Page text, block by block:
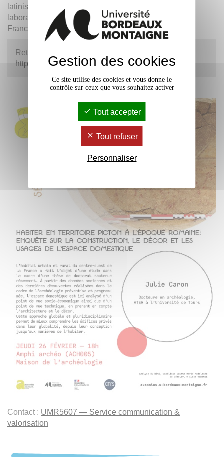
latinistes. Elle est considérée aujourd’hui comme un
laboratoire de référence dans ces disciplines, tant en
France qu’à l’étranger.
Retrouvez toute l'actualité de l'
http://ausonius.u-bordeaux-montaigne.fr
Contact : UMR5607 — Service communication &
valorisation
Gestion des cookies
Ce site utilise des cookies et vous donne le
contrôle sur ceux que vous souhaitez activer
Tout accepter
Tout refuser
Personnaliser